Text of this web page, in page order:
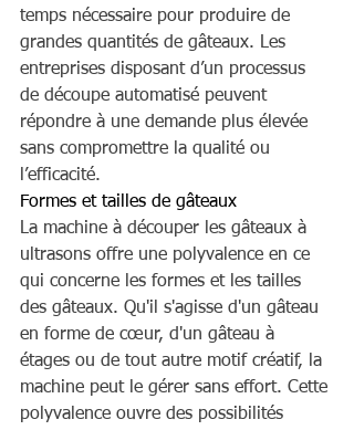
temps nécessaire pour produire de
grandes quantités de gâteaux. Les
entreprises disposant d’un processus
de découpe automatisé peuvent
répondre à une demande plus élevée
sans compromettre la qualité ou
l’efficacité.
Formes et tailles de gâteaux
La machine à découper les gâteaux à
ultrasons offre une polyvalence en ce
qui concerne les formes et les tailles
des gâteaux. Qu'il s'agisse d'un gâteau
en forme de cœur, d'un gâteau à
étages ou de tout autre motif créatif, la
machine peut le gérer sans effort. Cette
polyvalence ouvre des possibilités